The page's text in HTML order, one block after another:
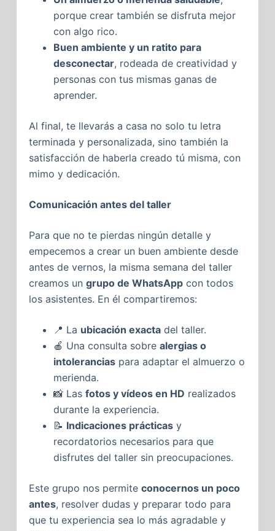
porque crear también se disfruta mejor
con algo rico.
Buen ambiente y un ratito para
desconectar, rodeada de creatividad y
personas con tus mismas ganas de
aprender.
Al final, te llevarás a casa no solo tu letra
terminada y personalizada, sino también la
satisfacción de haberla creado tú misma, con
mimo y dedicación.
Comunicación antes del taller
Para que no te pierdas ningún detalle y
empecemos a crear un buen ambiente desde
antes de vernos, la misma semana del taller
creamos un grupo de WhatsAppcon todos
los asistentes. En él compartiremos:
📍 La ubicación exactadel taller.
🍎 Una consulta sobre alergias o
intoleranciaspara adaptar el almuerzo o
merienda.
📸Las fotos y vídeos en HD realizados
durante la experiencia.
📝 Indicaciones prácticasy
recordatorios necesarios para que
disfrutes del taller sin preocupaciones.
Este grupo nos permite conocernos un poco
antes, resolver dudas y preparar todo para
que tu experiencia sea lo más agradable y